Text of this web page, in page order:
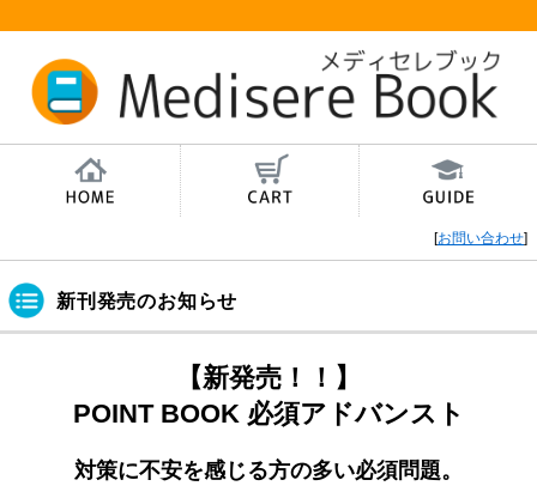
ージ
薬剤師国家試験対策学習サ
ポートMedisere Book（メ
[お問い合わせ]
新刊発売のお知らせ
【新発売！！】
POINT BOOK 必須アドバンスト
対策に不安を感じる方の多い必須問題。